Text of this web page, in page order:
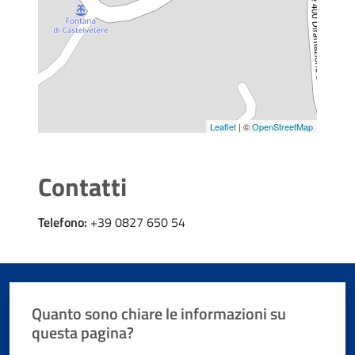
Leaflet | ©OpenStreetMap
Contatti
Telefono: +39 0827 650 54
Quanto sono chiare le informazioni su
questa pagina?